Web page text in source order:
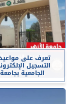
تعرف على
التسجيل
الجامعية